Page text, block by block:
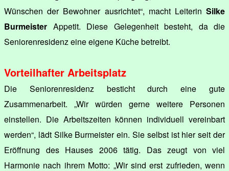
Wünschen der Bewohner ausrichtet“, macht Leiterin Silke
Burmeister Appetit. Diese Gelegenheit besteht, da die
Seniorenresidenz eine eigene Küche betreibt.
Vorteilhafter Arbeitsplatz
Die Seniorenresidenz besticht durch eine gute
Zusammenarbeit. „Wir würden gerne weitere Personen
einstellen. Die Arbeitszeiten können individuell vereinbart
werden“, lädt Silke Burmeister ein. Sie selbst ist hier seit der
Eröffnung des Hauses 2006 tätig. Das zeugt von viel
Harmonie nach ihrem Motto: „Wir sind erst zufrieden, wenn